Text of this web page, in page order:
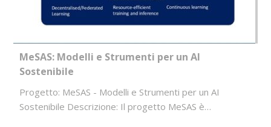
MeSAS: Modelli e Strumenti per un AI
Sostenibile
Progetto: MeSAS - Modelli e Strumenti per un AI
Sostenibile Descrizione: Il progetto MeSAS è…